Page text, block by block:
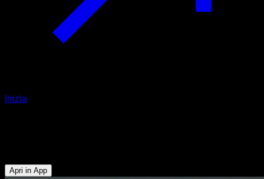
Inizia
Apri in App